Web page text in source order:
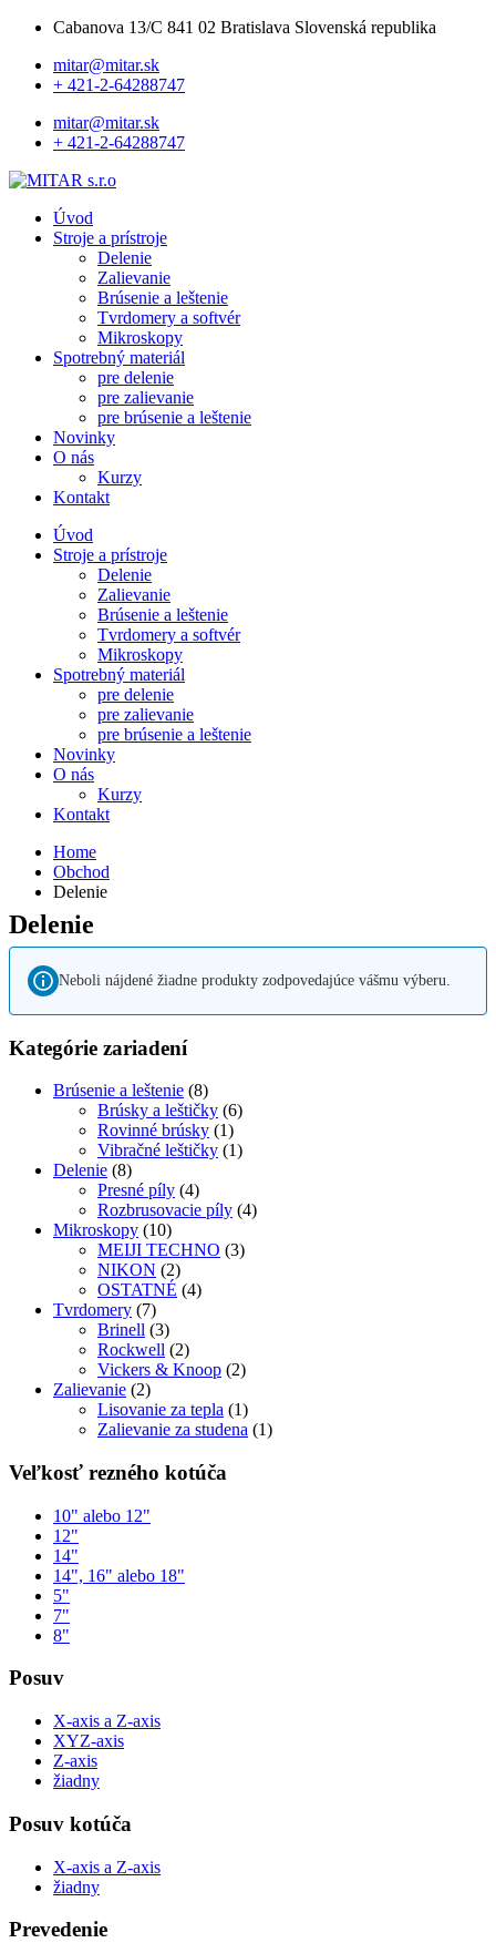
Cabanova 13/C 841 02 Bratislava Slovenská republika
mitar@mitar.sk
+ 421-2-64288747
mitar@mitar.sk
+ 421-2-64288747
Úvod
Stroje a prístroje
Delenie
Zalievanie
Brúsenie a leštenie
Tvrdomery a softvér
Mikroskopy
Spotrebný materiál
pre delenie
pre zalievanie
pre brúsenie a leštenie
Novinky
O nás
Kurzy
Kontakt
Úvod
Stroje a prístroje
Delenie
Zalievanie
Brúsenie a leštenie
Tvrdomery a softvér
Mikroskopy
Spotrebný materiál
pre delenie
pre zalievanie
pre brúsenie a leštenie
Novinky
O nás
Kurzy
Kontakt
Home
Obchod
Delenie
Delenie
Neboli nájdené žiadne produkty zodpovedajúce vášmu výberu.
Kategórie zariadení
Brúsenie a leštenie (8)
Brúsky a leštičky (6)
Rovinné brúsky (1)
Vibračné leštičky (1)
Delenie (8)
Presné píly (4)
Rozbrusovacie píly (4)
Mikroskopy (10)
MEIJI TECHNO (3)
NIKON (2)
OSTATNÉ (4)
Tvrdomery (7)
Brinell (3)
Rockwell (2)
Vickers & Knoop (2)
Zalievanie (2)
Lisovanie za tepla (1)
Zalievanie za studena (1)
Veľkosť rezného kotúča
10" alebo 12"
12"
14"
14", 16" alebo 18"
5"
7"
8"
Posuv
X-axis a Z-axis
XYZ-axis
Z-axis
žiadny
Posuv kotúča
X-axis a Z-axis
žiadny
Prevedenie